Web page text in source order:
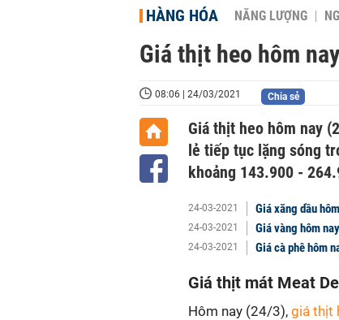
HÀNG HÓA NĂNG LƯỢNG
Giá thịt heo hôm
08:06 | 24/03/2021 Chia sẻ
Giá thịt heo hôm nay
lẻ tiếp tục lặng sóng
khoảng 143.900 -
24-03-2021 Giá xăng dầu
24-03-2021 Giá vàng hôm
24-03-2021 Giá cà phê hôm
Giá thịt mát Meat
Hôm nay (24/3), giá thịt